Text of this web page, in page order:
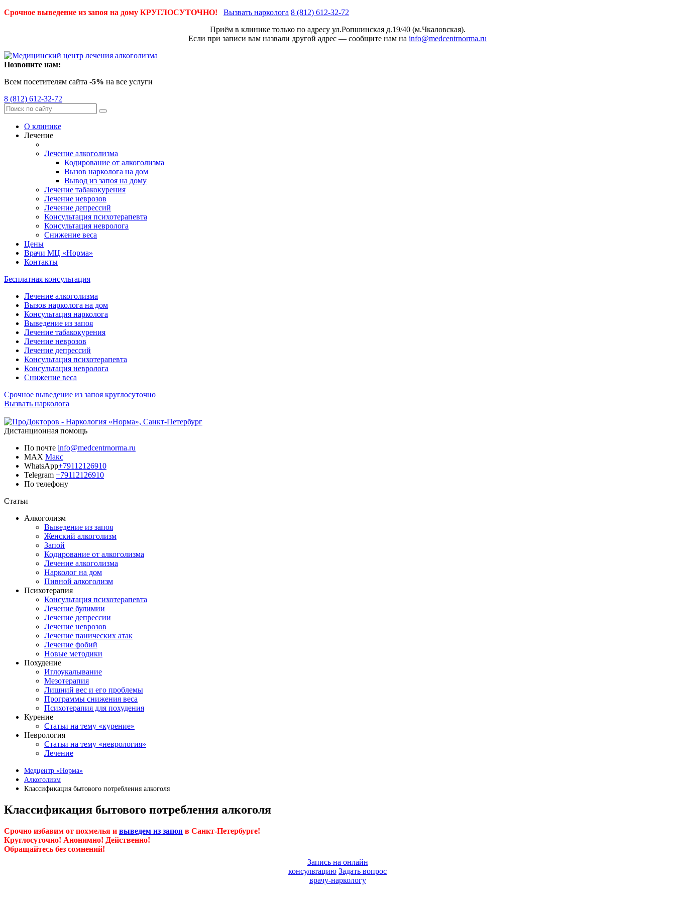
Срочное выведение из запоя на дому КРУГЛОСУТОЧНО! Вызвать нарколога 8 (812) 612-32-72
Приём в клинике только по адресу ул.Ропшинская д.19/40(м.Чкаловская).
Если при записи вам назвали другой адрес — сообщите нам на info@medcentrnorma.ru
Позвоните нам:
Всем посетителям сайта -5% на все услуги
8 (812) 612-32-72
О клинике
Лечение
Лечение алкоголизма
Кодирование от алкоголизма
Вызов нарколога на дом
Вывод из запоя на дому
Лечение табакокурения
Лечение неврозов
Лечение депрессий
Консультация психотерапевта
Консультация невролога
Снижение веса
Цены
Врачи МЦ «Норма»
Контакты
Бесплатная консультация
Лечение алкоголизма
Вызов нарколога на дом
Консультация нарколога
Выведение из запоя
Лечение табакокурения
Лечение неврозов
Лечение депрессий
Консультация психотерапевта
Консультация невролога
Снижение веса
Срочное выведение из запоя круглосуточно
Вызвать нарколога
Дистанционная помощь
По почте info@medcentrnorma.ru
MAX Макс
WhatsApp+79112126910
Telegram +79112126910
По телефону
Статьи
Алкоголизм
Выведение из запоя
Женский алкоголизм
Запой
Кодирование от алкоголизма
Лечение алкоголизма
Нарколог на дом
Пивной алкоголизм
Психотерапия
Консультация психотерапевта
Лечение булимии
Лечение депрессии
Лечение неврозов
Лечение панических атак
Лечение фобий
Новые методики
Похудение
Иглоукалывание
Мезотерапия
Лишний вес и его проблемы
Программы снижения веса
Психотерапия для похудения
Курение
Статьи на тему «курение»
Неврология
Статьи на тему «неврология»
Лечение
Медцентр «Норма»
Алкоголизм
Классификация бытового потребления алкоголя
Классификация бытового потребления алкоголя
Срочно избавим от похмелья и выведем из запоя в Санкт-Петербурге!
Круглосуточно! Анонимно! Действенно!
Обращайтесь без сомнений!
Запись на онлайн
консультацию Задать вопрос
врачу-наркологу